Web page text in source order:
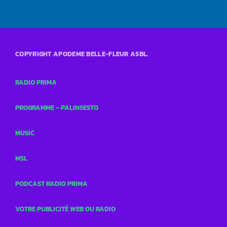
COPYRIGHT APODEME BELLE-FLEUR ASBL.
RADIO PRIMA
PROGRAMME – PALINSESTO
MUSIC
MSL
PODCAST RADIO PRIMA
VOTRE PUBLICITÉ WEB OU RADIO